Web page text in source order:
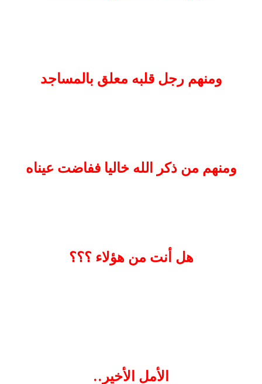
ومنهم رجل قلبه معلق بالمساجد
ومنهم من ذكر الله خاليا ففاضت عيناه
هل أنت من هؤلاء ؟؟؟
الأمل الأخير..